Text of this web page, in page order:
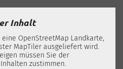
Inhalt
OpenStreetMap Landkarte,
MapTiler ausgeliefert wird.
müssen Sie der
zustimmen.